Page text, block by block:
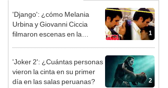
1
'Django': ¿cómo Melania
Urbina y Giovanni Ciccia
filmaron escenas en la
2
'Joker 2': ¿Cuántas personas
vieron la cinta en su primer
día en las salas peruanas?